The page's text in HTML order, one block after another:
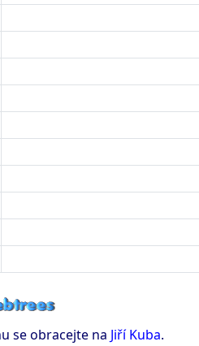
se obracejte na Jiří Kuba.